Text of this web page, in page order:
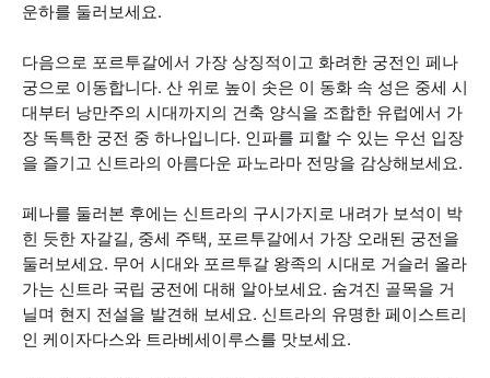
운하를 둘러보세요.
다음으로 포르투갈에서 가장 상징적이고 화려한 궁전인 페나
궁으로 이동합니다. 산 위로 높이 솟은 이 동화 속 성은 중세 시
대부터 낭만주의 시대까지의 건축 양식을 조합한 유럽에서 가
장 독특한 궁전 중 하나입니다. 인파를 피할 수 있는 우선 입장
을 즐기고 신트라의 아름다운 파노라마 전망을 감상해보세요.
페나를 둘러본 후에는 신트라의 구시가지로 내려가 보석이 박
힌 듯한 자갈길, 중세 주택, 포르투갈에서 가장 오래된 궁전을
둘러보세요. 무어 시대와 포르투갈 왕족의 시대로 거슬러 올라
가는 신트라 국립 궁전에 대해 알아보세요. 숨겨진 골목을 거
닐며 현지 전설을 발견해 보세요. 신트라의 유명한 페이스트리
인 케이자다스와 트라베세이루스를 맛보세요.